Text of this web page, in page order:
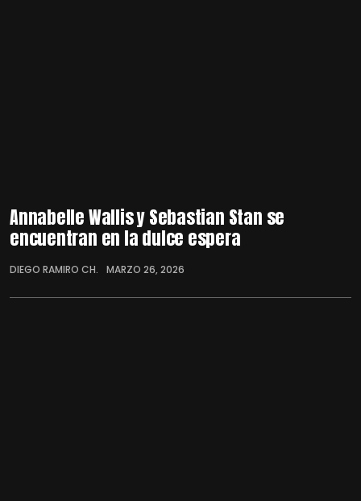
Annabelle Wallis y Sebastian Stan se
encuentran en la dulce espera
DIEGO RAMIRO CH. MARZO 26, 2026